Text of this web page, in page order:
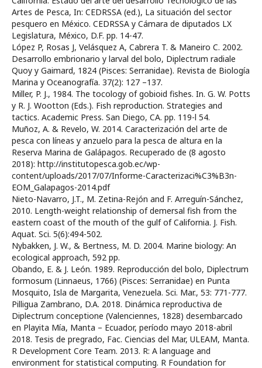
Artes de Pesca, In: CEDRSSA (ed.), La situación del sector
pesquero en México. CEDRSSA y Cámara de diputados LX
Legislatura, México, D.F. pp. 14-47.
López P, Rosas J, Velásquez A, Cabrera T. & Maneiro C. 2002.
Desarrollo embrionario y larval del bolo, Diplectrum radiale
Quoy y Gaimard, 1824 (Pisces: Serranidae). Revista de Biología
Marina y Oceanografía. 37(2): 127 –137.
Miller, P. J., 1984. The tocology of gobioid fishes. In. G. W. Potts
y R. J. Wootton (Eds.). Fish reproduction. Strategies and
tactics. Academic Press. San Diego, CA. pp. 119-l 54.
Muñoz, A. & Revelo, W. 2014. Caracterización del arte de
pesca con líneas y anzuelo para la pesca de altura en la
Reserva Marina de Galápagos. Recuperado de (8 agosto
2018): http://institutopesca.gob.ec/wp-
content/uploads/2017/07/Informe-Caracterizaci%C3%B3n-
EOM_Galapagos-2014.pdf
Nieto-Navarro, J.T., M. Zetina-Rejón and F. Arreguín-Sánchez,
2010. Length-weight relationship of demersal fish from the
eastern coast of the mouth of the gulf of California. J. Fish.
Aquat. Sci. 5(6):494-502.
Nybakken, J. W., & Bertness, M. D. 2004. Marine biology: An
ecological approach, 592 pp.
Obando, E. & J. León. 1989. Reproducción del bolo, Diplectrum
formosum (Linnaeus, 1766) (Pisces: Serranidae) en Punta
Mosquito, Isla de Margarita, Venezuela. Sci. Mar., 53: 771-777.
Pilligua Zambrano, D.A. 2018. Dinámica reproductiva de
Diplectrum conceptione (Valenciennes, 1828) desembarcado
en Playita Mía, Manta – Ecuador, período mayo 2018-abril
2018. Tesis de pregrado, Fac. Ciencias del Mar, ULEAM, Manta.
R Development Core Team. 2013. R: A language and
environment for statistical computing. R Foundation for